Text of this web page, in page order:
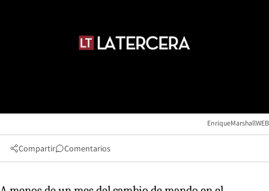
EnriqueMarshallWEB
Compartir Comentarios